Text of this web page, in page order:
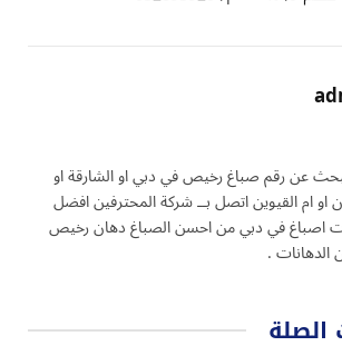
عن رقم صباغ رخيص في دبي او الشارقة او
او ام القيوين اتصل بــ شركة المحترفين افضل
اصباغ في دبي من احسن الصباغ دهان رخيص
.
الصلة